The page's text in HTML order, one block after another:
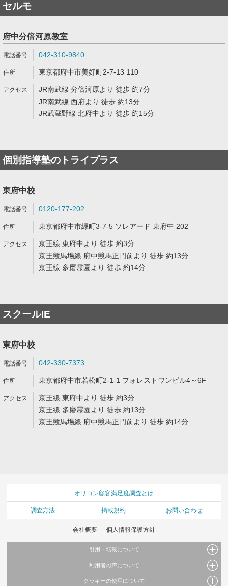
セルモ
府中分倍河原教室
042-310-9840
東京都府中市美好町2-7-13 110
JR南武線 分倍河原より 徒歩 約7分
JR南武線 西府より 徒歩 約13分
JR武蔵野線 北府中より 徒歩 約15分
個別指導塾のトライプラス
東府中校
0120-177-202
東京都府中市緑町3-7-5 ソレアード 東府中 202
京王線 東府中より 徒歩 約3分
京王競馬場線 府中競馬正門前より 徒歩 約13分
京王線 多磨霊園より 徒歩 約14分
スクールIE
東府中校
042-330-7373
東京都府中市若松町2-1-1 フォレストワンビル4～6F
京王線 東府中より 徒歩 約3分
京王線 多磨霊園より 徒歩 約13分
京王競馬場線 府中競馬正門前より 徒歩 約14分
オリコン顧客満足度調査とは
調査方法 掲載規約 お問い合わせ
会社概要 個人情報保護方針
引用・転載について
当サイトで公開されている情報（文字、写真、イラスト、画像データ等）及びこれらの配
利用者の声について
当サイトに掲載している内容はすべてサービスの利用者が提出された見解・感想です。
クッキーの使用について